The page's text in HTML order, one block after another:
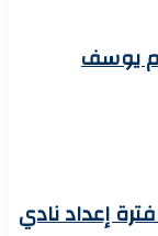
يوسف
إعداد نادي